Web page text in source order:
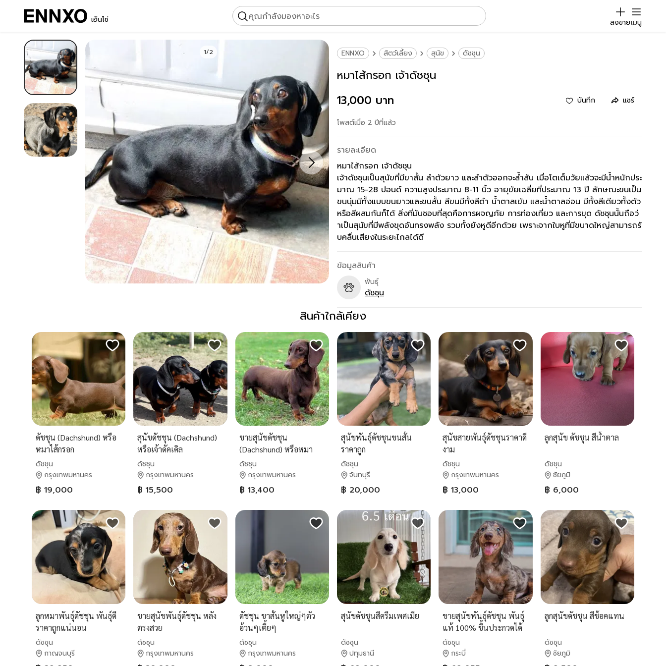
เอ็นโซ่ คุณกำลังมองหาอะไร
ลงขายเมนู
1/2 ENNXO สัตว์เลี้ยง สุนัข ดัชชุน
หมาไส้กรอก เจ้าดัชชุน
13,000 บาท
บันทึก แชร์
โพสต์เมื่อ 2 ปีที่แล้ว
รายละเอียด
หมาไส้กรอก เจ้าดัชชุน
เจ้าดัชชุนเป็นสุนัขที่มีขาสั้น ลำตัวยาว และลำตัวออกจะล้ำสัน เมื่อโตเต็มวัยแล้วจะมีน้ำหนักประ
มาณ 15-28 ปอนด์ ความสูงประมาณ 8-11 นิ้ว อายุขัยเฉลี่ยที่ประมาณ 13 ปี ลักษณะขนเป็น
ขนนุ่มมีทั้งแบบขนยาวและขนสั้น สีขนมีทั้งสีดำ น้ำตาลเข้ม และน้ำตาลอ่อน มีทั้งสีเดียวทั้งตัว
หรือสีผสมกันก็ได้ สิ่งที่มันชอบที่สุดคือการผจญภัย การท่องเที่ยว และการขุด ดัชชุนนั้นถือว่
าเป็นสุนัขที่มีพลังขุดอันทรงพลัง รวมทั้งยังหูดีอีกด้วย เพราะจากใบหูที่มีขนาดใหญ่สามารถรั
บคลื่นเสียงในระยะไกลได้ดี
ข้อมูลสินค้า
พันธุ์
ดัชชุน
สินค้าใกล้เคียง
ดัชชุน (Dachshund) หรือ
หมาไส้กรอก
ดัชชุน
กรุงเทพมหานคร
฿ 19,000
สุนัขดัชชุน (Dachshund)
หรือเจ้าดัคเคิล
ดัชชุน
กรุงเทพมหานคร
฿ 15,500
ขายสุนัขดัชชุน
(Dachshund) หรือหมา
ไส้กรอก
ดัชชุน
กรุงเทพมหานคร
฿ 13,400
สุนัขพันธุ์ดัชชุนขนสั้น
ราคาถูก
ดัชชุน
จันทบุรี
฿ 20,000
สุนัขสายพันธุ์ดัชชุนราคาดี
งาม
ดัชชุน
กรุงเทพมหานคร
฿ 13,000
ลูกสุนัข ดัชชุน สีน้ำตาล
ดัชชุน
ชัยภูมิ
฿ 6,000
ลูกหมาพันธุ์ดัชชุน พันธุ์ดี
ราคาถูกแน่นอน
ดัชชุน
กาญจนบุรี
ขายสุนัขพันธุ์ดัชชุน หลัง
ตรงสวย
ดัชชุน
กรุงเทพมหานคร
ดัชชุน ขาสั้นหูใหญ่ๆตัว
อ้วนๆเตี้ยๆ
ดัชชุน
กรุงเทพมหานคร
สุนัขดัชชุนสีครีมเพศเมีย
ดัชชุน
ปทุมธานี
ขายสุนัขพันธุ์ดัชชุน พันธุ์
แท้ 100% ขึ้นประกวดได้
ดัชชุน
กระบี่
ลูกสุนัขดัชชุน สีช้อคแทน
ดัชชุน
ชัยภูมิ